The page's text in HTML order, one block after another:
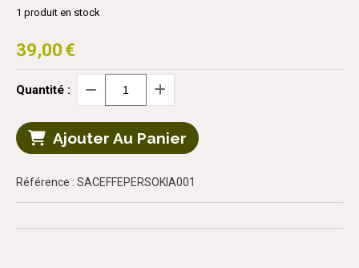
39,00 €
1 produit en stock
Quantité :
Ajouter Au Panier
Référence : SACEFFEPERSOKIA001